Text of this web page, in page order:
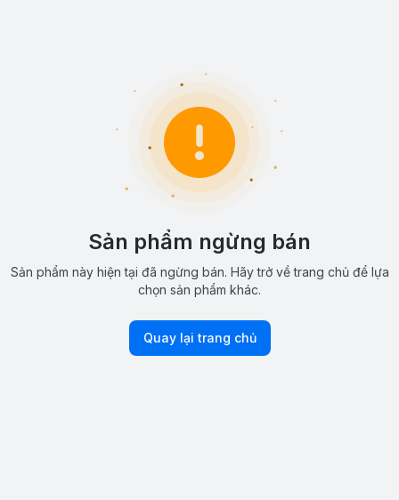
Sản phẩm ngừng bán
Sản phẩm này hiện tại đã ngừng bán. Hãy trở về trang chủ để lựa
chọn sản phẩm khác.
Quay lại trang chủ